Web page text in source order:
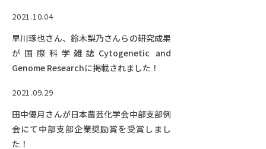
2021.10.04
早川琢也さん、鈴木梨乃さんらの研究成果
が国際科学雑誌Cytogenetic and
Genome Researchに掲載されました！
2021.09.29
田中優月さんが日本農芸化学会中部支部例
会にて中部支部企業奨励賞を受賞しまし
た！